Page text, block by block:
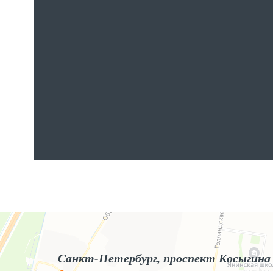
Яндекс.Карты
Яндекс.Карты — поиск мест и адресов, городской транспорт
Санкт-Петербург, проспект Косыгина